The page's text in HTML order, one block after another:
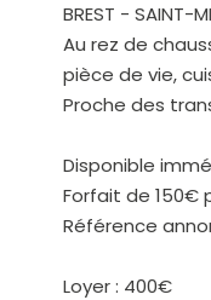
BREST - SAINT-
Au rez de
pièce de vie,
Proche des
Disponible
Forfait de 150€
Référence
Loyer : 400€